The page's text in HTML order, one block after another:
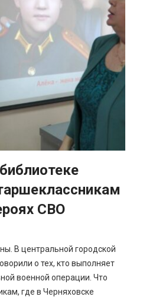
СВО
В центральной городской
о тех, кто выполняет
военной операции. Что
где в Черняховске